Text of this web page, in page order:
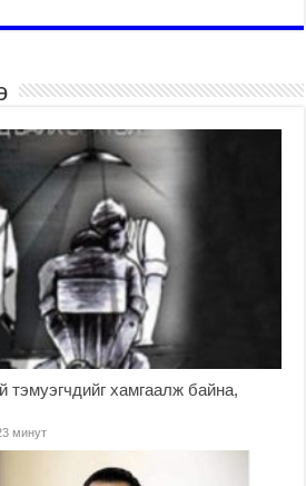
тэмуэгчдийг хамгаалж байна,
минут